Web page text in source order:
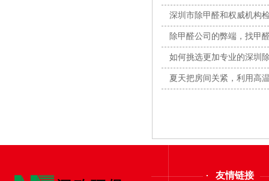
全闭
深圳市除甲醛和权威机构
除甲醛公司的弊端，找甲
素？
如何挑选更加专业的深圳
夏天把房间关紧，利用高
友情链接